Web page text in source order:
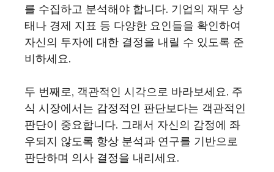
를 수집하고 분석해야 합니다. 기업의 재무 상
태나 경제 지표 등 다양한 요인들을 확인하여
자신의 투자에 대한 결정을 내릴 수 있도록 준
비하세요.
두 번째로, 객관적인 시각으로 바라보세요. 주
식 시장에서는 감정적인 판단보다는 객관적인
판단이 중요합니다. 그래서 자신의 감정에 좌
우되지 않도록 항상 분석과 연구를 기반으로
판단하며 의사 결정을 내리세요.